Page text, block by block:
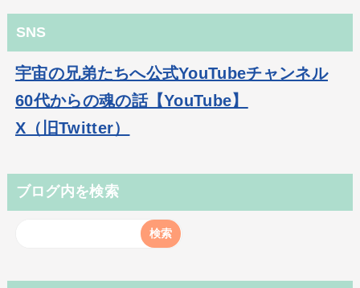
SNS
宇宙の兄弟たちへ公式YouTubeチャンネル
60代からの魂の話【YouTube】
X（旧Twitter）
ブログ内を検索